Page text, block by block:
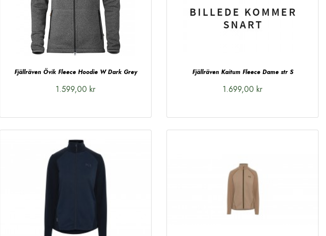
Fjällräven Övik Fleece Hoodie W Dark Grey
1.599,00 kr
Fjällräven Kaitum Fleece Dame str S
1.699,00 kr